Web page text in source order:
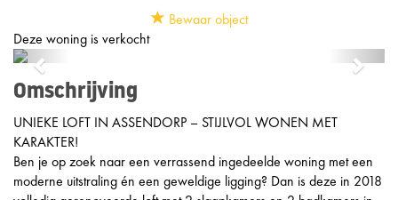
Bewaar object
Deze woning is verkocht
Previous Next
Omschrijving
UNIEKE LOFT IN ASSENDORP – STIJLVOL WONEN MET
KARAKTER!
Ben je op zoek naar een verrassend ingedeelde woning met een
moderne uitstraling én een geweldige ligging? Dan is deze in 2018